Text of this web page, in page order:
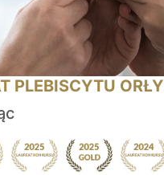
PLEBISCYTU ORŁY